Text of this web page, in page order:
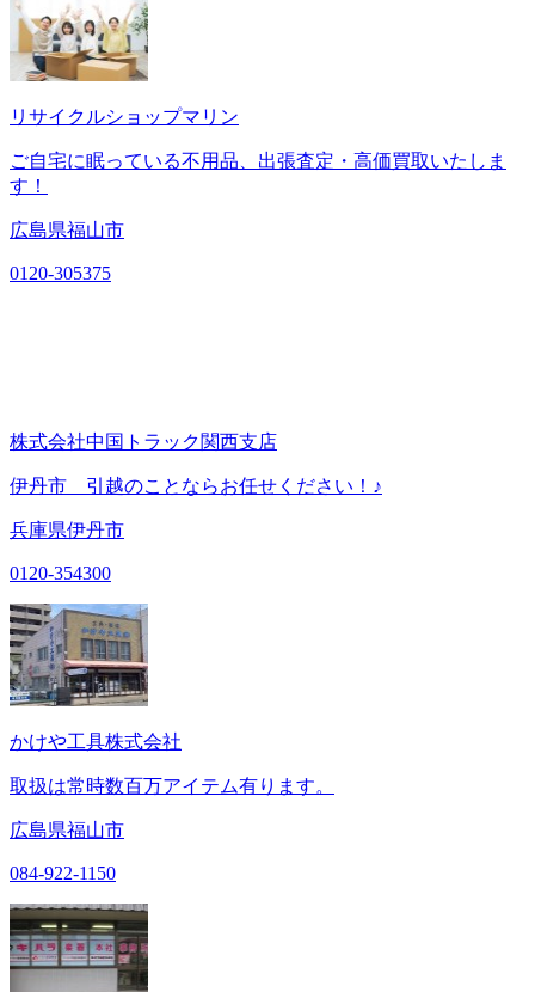
リサイクルショップマリン
ご自宅に眠っている不用品、出張査定・高価買取いたしま
す！
広島県福山市
0120-305375
株式会社中国トラック関西支店
伊丹市 引越のことならお任せください！♪
兵庫県伊丹市
0120-354300
かけや工具株式会社
取扱は常時数百万アイテム有ります。
広島県福山市
084-922-1150